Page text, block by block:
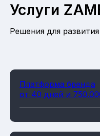
Услуги
Решения для
Платформа бренда
от 40 дней и